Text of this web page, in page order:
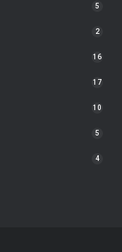
5
2
16
17
10
5
4